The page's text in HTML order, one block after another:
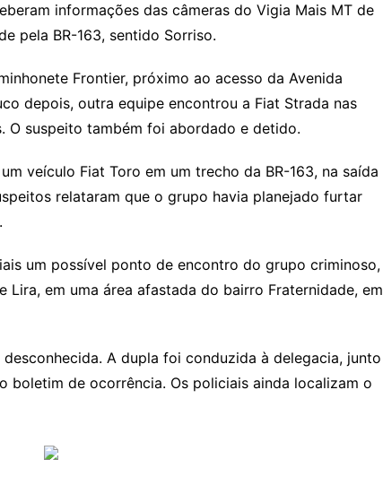
informações das câmeras do Vigia Mais MT de
pela BR-163, sentido Sorriso.
Frontier, próximo ao acesso da Avenida
depois, outra equipe encontrou a Fiat Strada nas
O suspeito também foi abordado e detido.
veículo Fiat Toro em um trecho da BR-163, na saída
relataram que o grupo havia planejado furtar
um possível ponto de encontro do grupo criminoso,
Lira, em uma área afastada do bairro Fraternidade, em
A dupla foi conduzida à delegacia, junto
boletim de ocorrência. Os policiais ainda localizam o